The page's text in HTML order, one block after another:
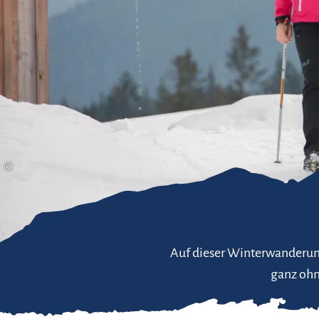
Gleitschirmfliegen &
Interaktive Vollbildkarte
©
Auf dieser
ganz